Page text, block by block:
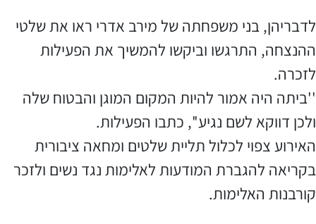
לדבריהן, בני משפחתה של מירב אדרי ראו את שלטי
ההנצחה, התרגשו וביקשו להמשיך את הפעילות
לזכרה.
''ביתה היה אמור להיות המקום המוגן והבטוח שלה
ולכן דווקא לשם נגיע'', כתבו הפעילות.
האירוע צפוי לכלול תליית שלטים ומחאה ציבורית
בקריאה להגברת המודעות לאלימות נגד נשים ולזכר
קורבנות האלימות.